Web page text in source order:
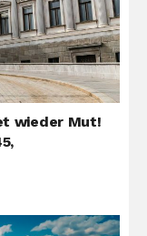
wieder Mut!